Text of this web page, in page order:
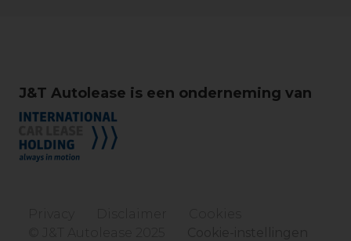
J&T Autolease is een onderneming van